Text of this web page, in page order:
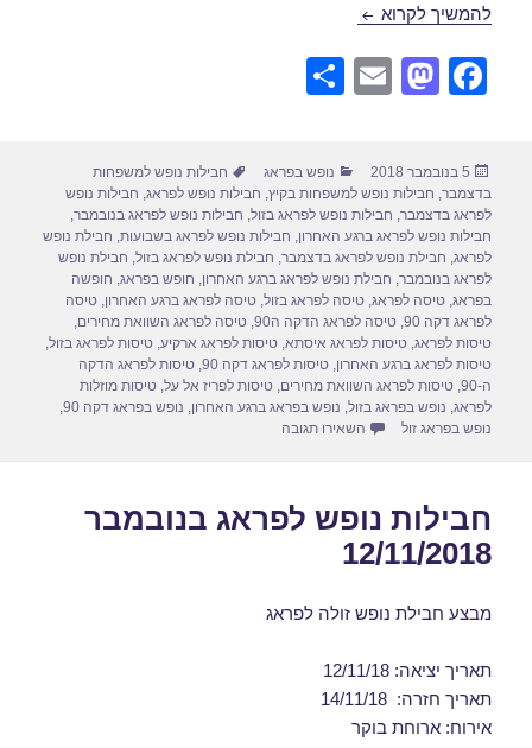
להמשיך לקרוא דילים לפראג בנובמבר 19/11/2018
F
e
b
o
o
k
M
o
d
o
n
E
e
פורסם
בתאריך
5 בנובמבר 2018 קטגוריות
נופש בפראג תגיות
חבילות נופש למשפחות
בדצמבר, חבילות נופש למשפחות בקיץ, חבילות נופש לפראג, חבילות נופש
לפראג בדצמבר, חבילות נופש לפראג בזול, חבילות נופש לפראג בנובמבר,
חבילות נופש לפראג ברגע האחרון, חבילות נופש לפראג בשבועות, חבילת נופש
לפראג, חבילת נופש לפראג בדצמבר, חבילת נופש לפראג בזול, חבילת נופש
לפראג בנובמבר, חבילת נופש לפראג ברגע האחרון, חופש בפראג, חופשה
בפראג,טיסה לפראג,טיסה לפראג בזול,טיסה לפראג ברגע האחרון,טיסה
לפראג דקה 90
,טיסה לפראג הדקה ה90 ,טיסה לפראג השוואת מחירים,
טיסות לפראג,טיסות לפראג איסתא,טיסות לפראג ארקיע,טיסות לפראג בזול,
טיסות לפראג ברגע האחרון,טיסות לפראג דקה 90 ,טיסות לפראג הדקה
ה-90
,טיסות לפראג השוואת מחירים,טיסות לפריז אל על,טיסות מוזלות
לפראג, נופש בפראג בזול, נופש בפראג ברגע האחרון, נופש בפראג דקה 90
,
נופש בפראג זול
השאירו תגובה
חבילות נופש לפראג בנובמבר
12/11/2018
מבצע חבילת נופש זולה לפראג
תאריך יציאה: 12/11/18
תאריך חזרה: 14/11/18
אירוח: ארוחת בוקר